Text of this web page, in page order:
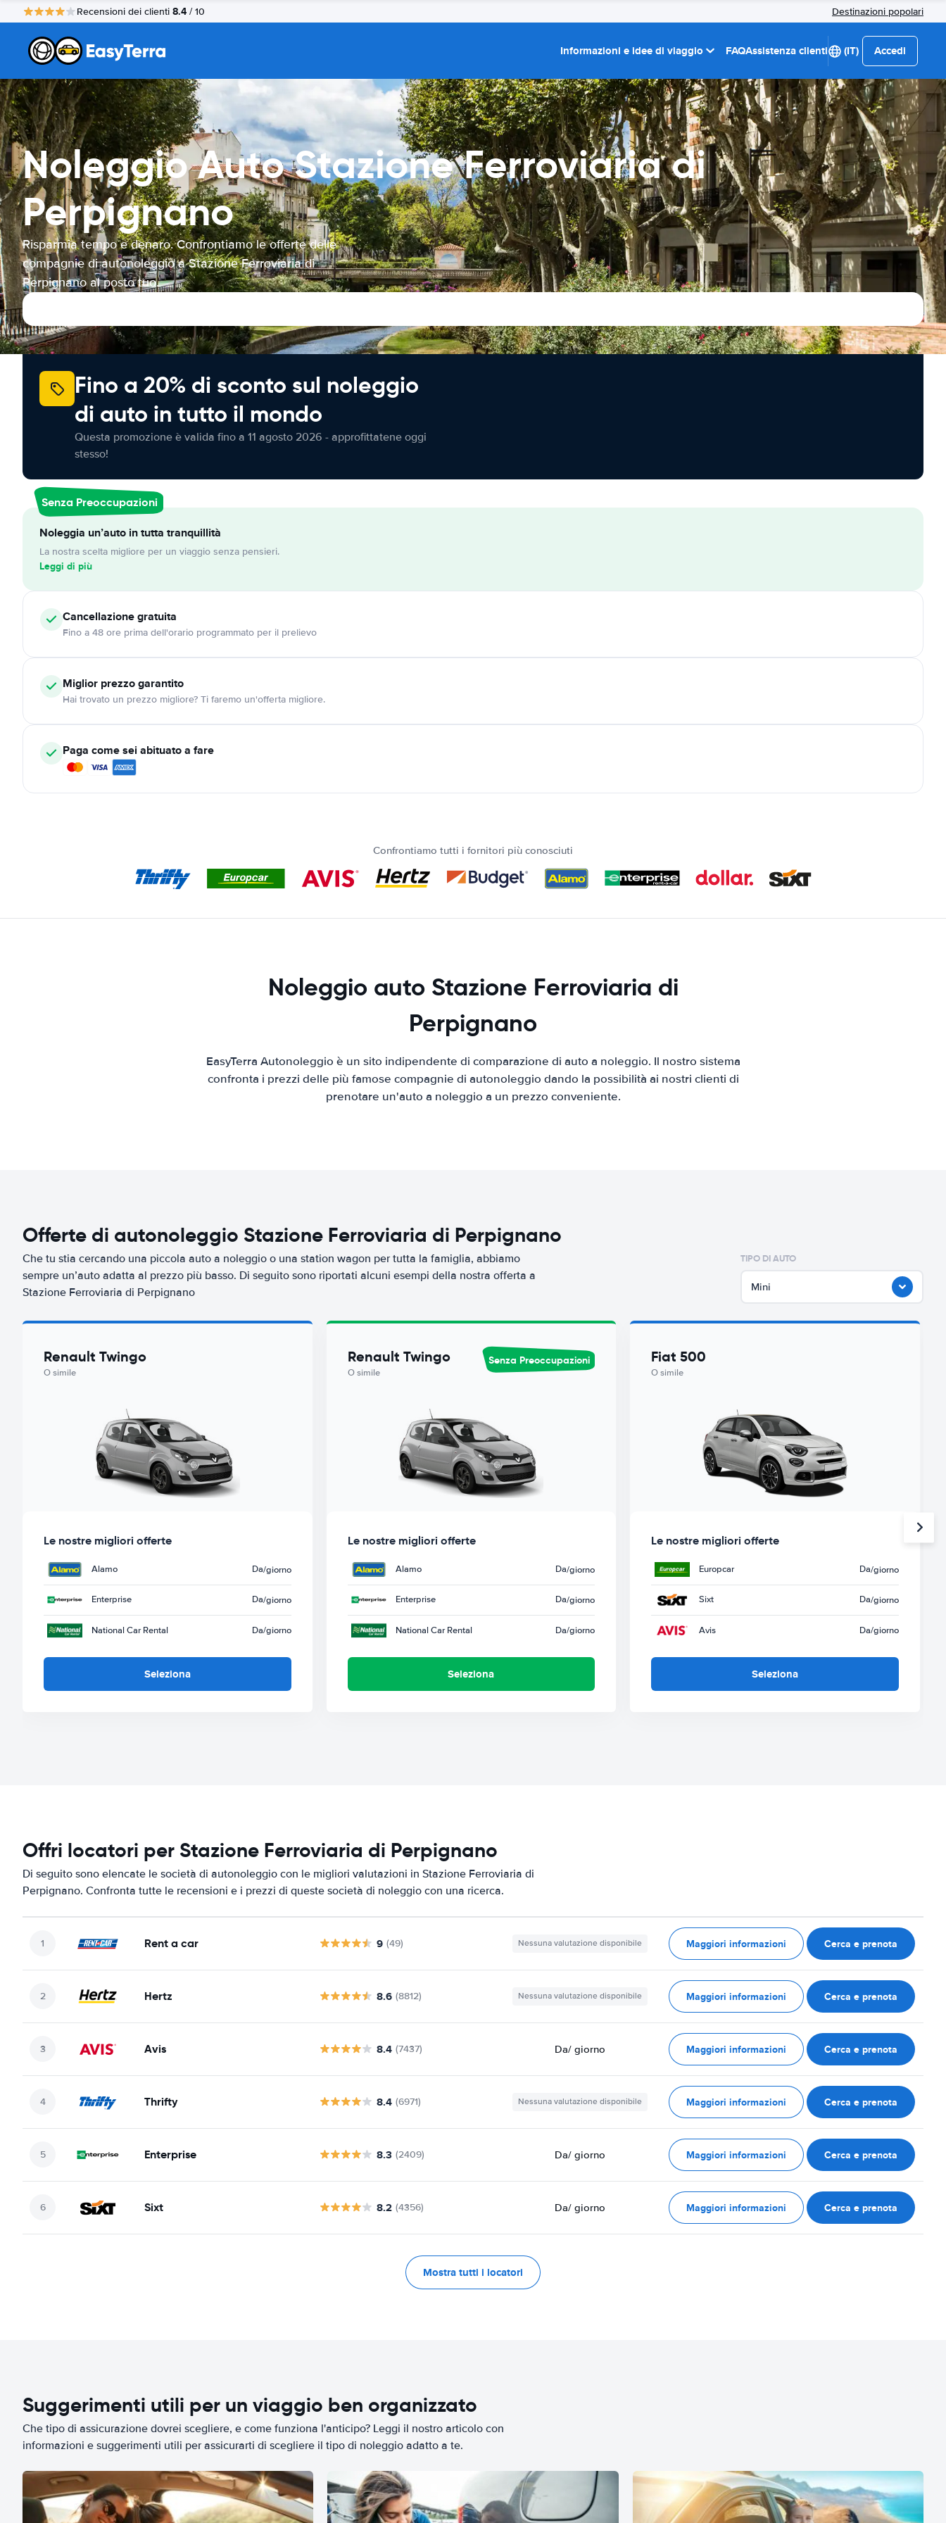
Recensioni dei clienti 8.4 / 10 Destinazioni popolari
Informazioni e idee di viaggio FAQAssistenza clienti (IT) Accedi
Noleggio Auto Stazione Ferroviaria di
Perpignano
Risparmia tempo e denaro. Confrontiamo le offerte delle
compagnie di autonoleggio a Stazione Ferroviaria di
Perpignano al posto tuo.
Fino a 20% di sconto sul noleggio
di auto in tutto il mondo
Questa promozione è valida fino a 11 agosto 2026 - approfittatene oggi
stesso!
Senza Preoccupazioni
Noleggia un’auto in tutta tranquillità
La nostra scelta migliore per un viaggio senza pensieri.
Leggi di più
Cancellazionegratuita
Fino a 48 ore prima dell'orario programmato per il prelievo
Miglior prezzo garantito
Hai trovato un prezzo migliore? Ti faremo un'offerta migliore.
Paga come sei abituato a fare
Confrontiamo tutti i fornitori più conosciuti
Noleggio auto Stazione Ferroviaria di
Perpignano
EasyTerra Autonoleggio è un sito indipendente di comparazione di auto a noleggio. Il nostro sistema
confronta i prezzi delle più famose compagnie di autonoleggio dando la possibilità ai nostri clienti di
prenotare un'auto a noleggio a un prezzo conveniente.
Offerte di autonoleggio Stazione Ferroviaria di Perpignano
Che tu stia cercando una piccola auto a noleggio o una station wagon per tutta la famiglia, abbiamo
sempre un’auto adatta al prezzo più basso. Di seguito sono riportati alcuni esempi della nostra offerta a
Stazione Ferroviaria di Perpignano
TIPO DI AUTO
Mini
Renault Twingo
O simile
Le nostre migliori offerte
Alamo Da/giorno
Enterprise Da/giorno
National Car Rental Da/giorno
Seleziona
Renault Twingo
O simile
Senza Preoccupazioni
Le nostre migliori offerte
Alamo Da/giorno
Enterprise Da/giorno
National Car Rental Da/giorno
Seleziona
Fiat 500
O simile
Le nostre migliori offerte
Europcar Da/giorno
Sixt Da/giorno
Avis Da/giorno
Seleziona
Offri locatori per Stazione Ferroviaria di Perpignano
Di seguito sono elencate le società di autonoleggio con le migliori valutazioni in Stazione Ferroviaria di
Perpignano. Confronta tutte le recensioni e i prezzi di queste società di noleggio con una ricerca.
Rent a car 9 (49) Nessuna valutazione disponibile Maggiori informazioni Cerca e prenota
Hertz 8.6 (8812) Nessuna valutazione disponibile Maggiori informazioni Cerca e prenota
Avis 8.4 (7437) Da/ giorno Maggiori informazioni Cerca e prenota
Thrifty 8.4 (6971) Nessuna valutazione disponibile Maggiori informazioni Cerca e prenota
Enterprise 8.3 (2409) Da/ giorno Maggiori informazioni Cerca e prenota
Sixt 8.2 (4356) Da/ giorno Maggiori informazioni Cerca e prenota
Mostra tutti i locatori
Suggerimenti utili per un viaggio ben organizzato
Che tipo di assicurazione dovrei scegliere, e come funziona l'anticipo? Leggi il nostro articolo con
informazioni e suggerimenti utili per assicurarti di scegliere il tipo di noleggio adatto a te.